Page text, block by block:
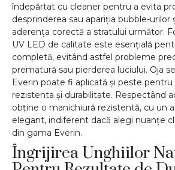
îndepărtat cu cleaner pentru a evita
desprinderea sau apariția bubble-urilor
aderența corectă a stratului următor.
UV LED de calitate este esențială
completă, evitând astfel probleme
prematură sau pierderea luciului. Oja
Everin poate fi aplicată și peste pentru
rezistenta și durabilitate. Respectând
obține o manichiură rezistentă, cu un
elegant, indiferent dacă alegi nuanțe
din gama Everin.
Îngrijirea Unghiilor